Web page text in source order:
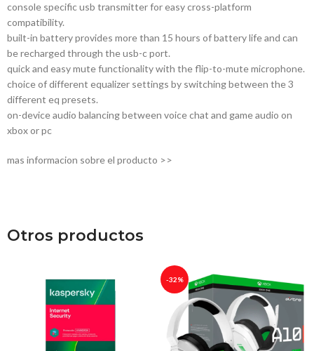
console specific usb transmitter for easy cross-platform
compatibility.
built-in battery provides more than 15 hours of battery life and can
be recharged through the usb-c port.
quick and easy mute functionality with the flip-to-mute microphone.
choice of different equalizer settings by switching between the 3
different eq presets.
on-device audio balancing between voice chat and game audio on
xbox or pc
mas informacion sobre el producto >>
Otros productos
-32%